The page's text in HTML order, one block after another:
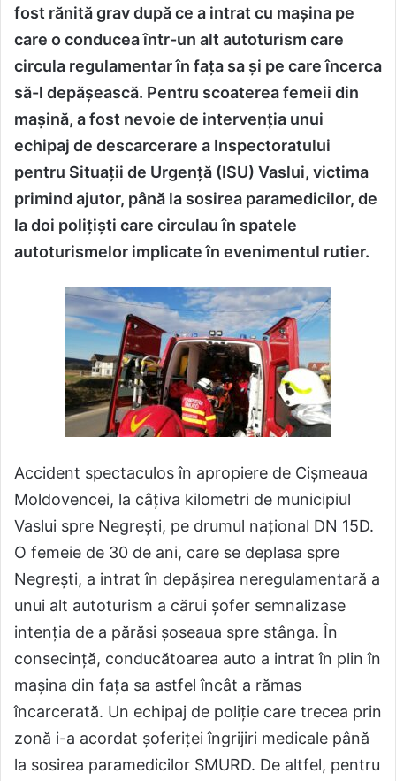
fost rănită grav după ce a intrat cu mașina pe
care o conducea într-un alt autoturism care
circula regulamentar în fața sa și pe care încerca
să-l depășească. Pentru scoaterea femeii din
mașină, a fost nevoie de intervenția unui
echipaj de descarcerare a Inspectoratului
pentru Situații de Urgență (ISU) Vaslui, victima
primind ajutor, până la sosirea paramedicilor, de
la doi polițiști care circulau în spatele
autoturismelor implicate în evenimentul rutier.
Accident spectaculos în apropiere de Cișmeaua
Moldovencei, la câțiva kilometri de municipiul
Vaslui spre Negrești, pe drumul național DN 15D.
O femeie de 30 de ani, care se deplasa spre
Negrești, a intrat în depășirea neregulamentară a
unui alt autoturism a cărui șofer semnalizase
intenția de a părăsi șoseaua spre stânga. În
consecință, conducătoarea auto a intrat în plin în
mașina din fața sa astfel încât a rămas
încarcerată. Un echipaj de poliție care trecea prin
zonă i-a acordat șoferiței îngrijiri medicale până
la sosirea paramedicilor SMURD. De altfel, pentru